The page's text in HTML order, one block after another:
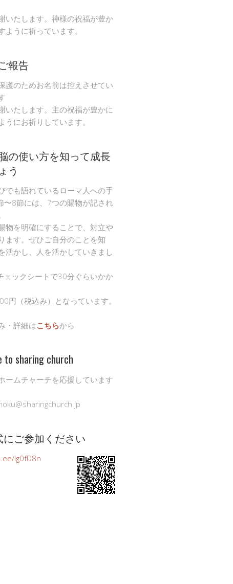
いたします。神様の祝福が豊か
ように祈っています。
報告
護のためお名前は控えさせてい
いたします。主の祝福が豊かに
うにお祈りしています。
の使い方を知って成長
う
でも語れているローマ人への手
〜8節には、7つの賜物が記され
物を明確にすることで、対立や
ます。ぜひご自分のことを知
活かし、人を活かしていきまし
ェックシートで30分ぐらいかか
円（税込み）となっています。
・詳細はこちらから
to sharing church
ームチャーチを応援しています
にご参加ください
Ig0fD8n